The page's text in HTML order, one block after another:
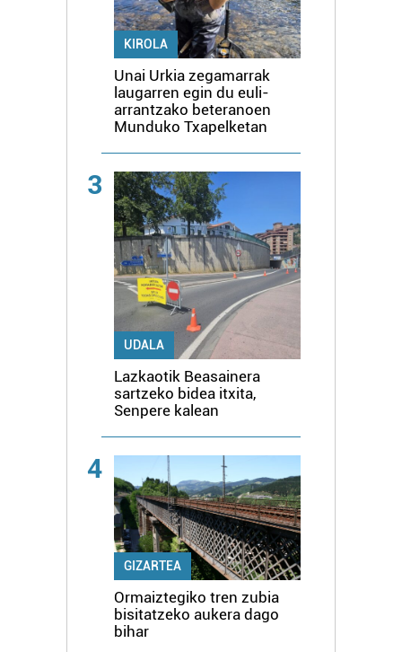
KIROLA
Unai Urkia zegamarrak
laugarren egin du euli-
arrantzako beteranoen
Munduko Txapelketan
3
UDALA
Lazkaotik Beasainera
sartzeko bidea itxita,
Senpere kalean
4
GIZARTEA
Ormaiztegiko tren zubia
bisitatzeko aukera dago
bihar